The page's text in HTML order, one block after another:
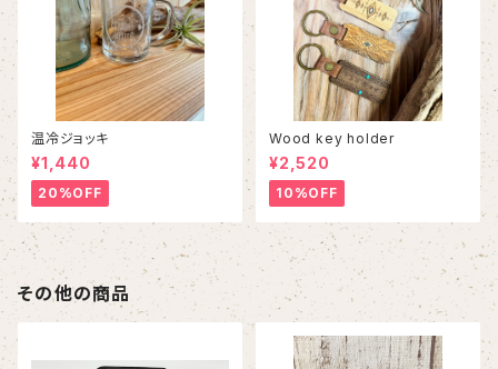
温冷ジョッキ
¥1,440
20%OFF
Wood key holder
¥2,520
10%OFF
その他の商品